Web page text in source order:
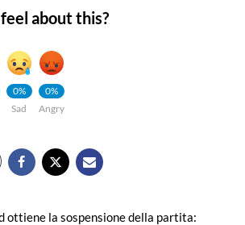
about this?
0%
Sad
0%
Angry
ottiene la sospensione della partita: